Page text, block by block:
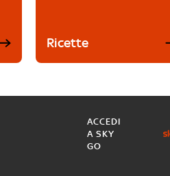
Ricette
ACCEDI
A SKY
GO